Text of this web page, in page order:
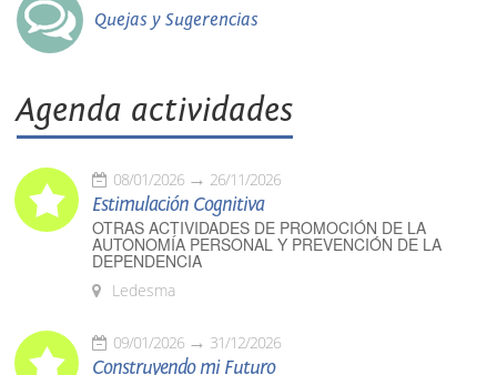
Quejas y Sugerencias
Agenda actividades
08/01/2026 26/11/2026
Estimulación Cognitiva
OTRAS ACTIVIDADES DE PROMOCIÓN DE LA
AUTONOMÍA PERSONAL Y PREVENCIÓN DE LA
DEPENDENCIA
Ledesma
09/01/2026 31/12/2026
Construyendo mi Futuro